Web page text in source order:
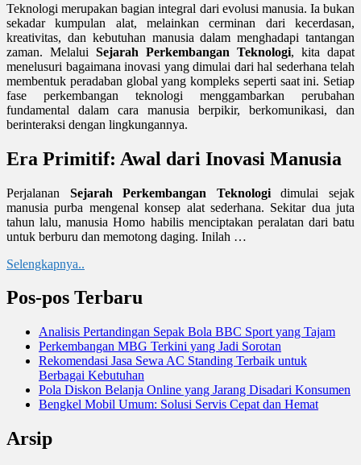
Teknologi merupakan bagian integral dari evolusi manusia. Ia bukan
sekadar kumpulan alat, melainkan cerminan dari kecerdasan,
kreativitas, dan kebutuhan manusia dalam menghadapi tantangan
zaman. Melalui Sejarah Perkembangan Teknologi, kita dapat
menelusuri bagaimana inovasi yang dimulai dari hal sederhana telah
membentuk peradaban global yang kompleks seperti saat ini. Setiap
fase perkembangan teknologi menggambarkan perubahan
fundamental dalam cara manusia berpikir, berkomunikasi, dan
berinteraksi dengan lingkungannya.
Era Primitif: Awal dari Inovasi Manusia
Perjalanan Sejarah Perkembangan Teknologidimulai sejak
manusia purba mengenal konsep alat sederhana. Sekitar dua juta
tahun lalu, manusia Homo habilis menciptakan peralatan dari batu
untuk berburu dan memotong daging. Inilah …
Selengkapnya..
Pos-pos Terbaru
Analisis Pertandingan Sepak Bola BBC Sport yang Tajam
Perkembangan MBG Terkini yang Jadi Sorotan
Rekomendasi Jasa Sewa AC Standing Terbaik untuk
Berbagai Kebutuhan
Pola Diskon Belanja Online yang Jarang Disadari Konsumen
Bengkel Mobil Umum: Solusi Servis Cepat dan Hemat
Arsip